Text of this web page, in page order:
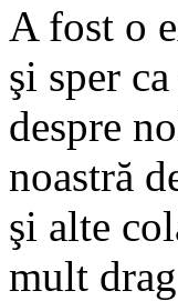
A fost o
şi sper
despre
noastră
şi alte
mult